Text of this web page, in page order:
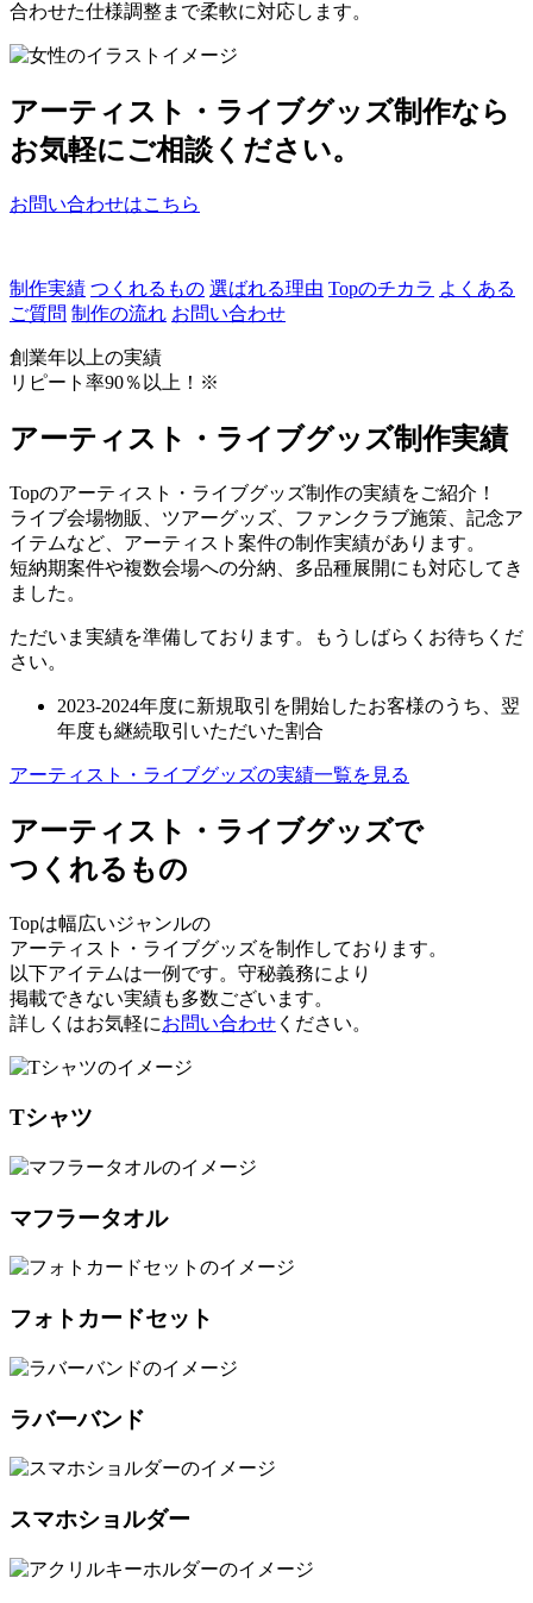
合わせた仕様調整まで柔軟に対応します。
アーティスト・ライブグッズ制作なら
お気軽にご相談ください。
お問い合わせはこちら
制作実績 つくれるもの 選ばれる理由 Topのチカラ よくある
ご質問 制作の流れ お問い合わせ
創業年以上の実績
リピート率90％以上！ ※
アーティスト・ライブグッズ制作実績
Topのアーティスト・ライブグッズ制作の実績をご紹介！
ライブ会場物販、ツアーグッズ、ファンクラブ施策、記念ア
イテムなど、アーティスト案件の制作実績があります。
短納期案件や複数会場への分納、多品種展開にも対応してき
ました。
ただいま実績を準備しております。もうしばらくお待ちくだ
さい。
2023-2024年度に新規取引を開始したお客様のうち、翌
年度も継続取引いただいた割合
アーティスト・ライブグッズの実績一覧を見る
アーティスト・ライブグッズで
つくれるもの
Topは幅広いジャンルの
アーティスト・ライブグッズを制作しております。
以下アイテムは一例です。守秘義務により
掲載できない実績も多数ございます。
詳しくはお気軽にお問い合わせ ください。
Tシャツ
マフラータオル
フォトカードセット
ラバーバンド
スマホショルダー